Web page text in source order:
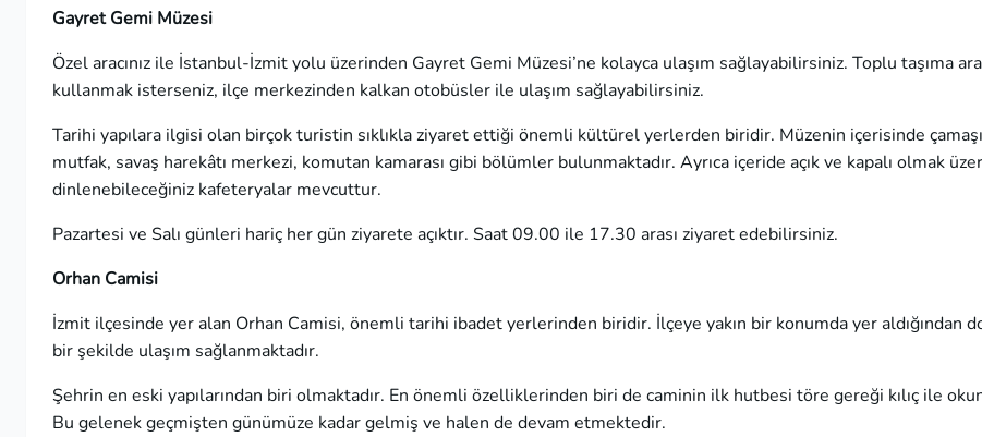
Gayret Gemi Müzesi
Özel aracınız ile İstanbul-İzmit yolu üzerinden Gayret Gemi Müzesi’ne kolayca ulaşım sağlayabilirsiniz. Toplu taşıma
kullanmak isterseniz, ilçe merkezinden kalkan otobüsler ile ulaşım sağlayabilirsiniz.
Tarihi yapılara ilgisi olan birçok turistin sıklıkla ziyaret ettiği önemli kültürel yerlerden biridir. Müzenin içerisinde
mutfak, savaş harekâtı merkezi, komutan kamarası gibi bölümler bulunmaktadır. Ayrıca içeride açık ve kapalı olmak
dinlenebileceğiniz kafeteryalar mevcuttur.
Pazartesi ve Salı günleri hariç her gün ziyarete açıktır. Saat 09.00 ile 17.30 arası ziyaret edebilirsiniz.
Orhan Camisi
İzmit ilçesinde yer alan Orhan Camisi, önemli tarihi ibadet yerlerinden biridir. İlçeye yakın bir konumda yer aldığından
bir şekilde ulaşım sağlanmaktadır.
Şehrin en eski yapılarından biri olmaktadır. En önemli özelliklerinden biri de caminin ilk hutbesi töre gereği kılıç ile
Bu gelenek geçmişten günümüze kadar gelmiş ve halen de devam etmektedir.